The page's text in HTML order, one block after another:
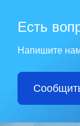
Есть
Напишите